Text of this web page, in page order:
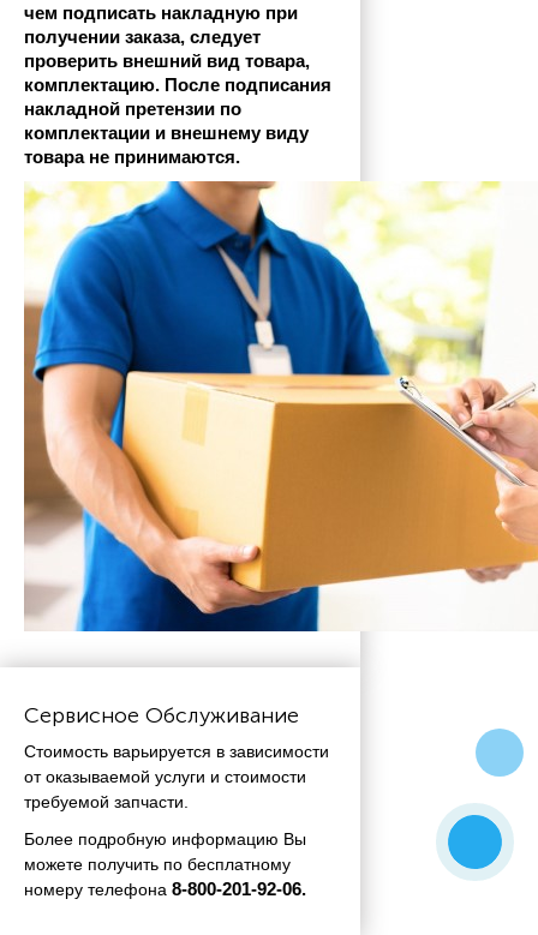
чем подписать накладную при
получении заказа, следует
проверить внешний вид товара,
комплектацию. После подписания
накладной претензии по
комплектации и внешнему виду
товара не принимаются.
Сервисное Обслуживание
Стоимость варьируется в зависимости
от оказываемой услуги и стоимости
требуемой запчасти.
Более подробную информацию Вы
можете получить по бесплатному
номеру телефона 8-800-201-92-06.